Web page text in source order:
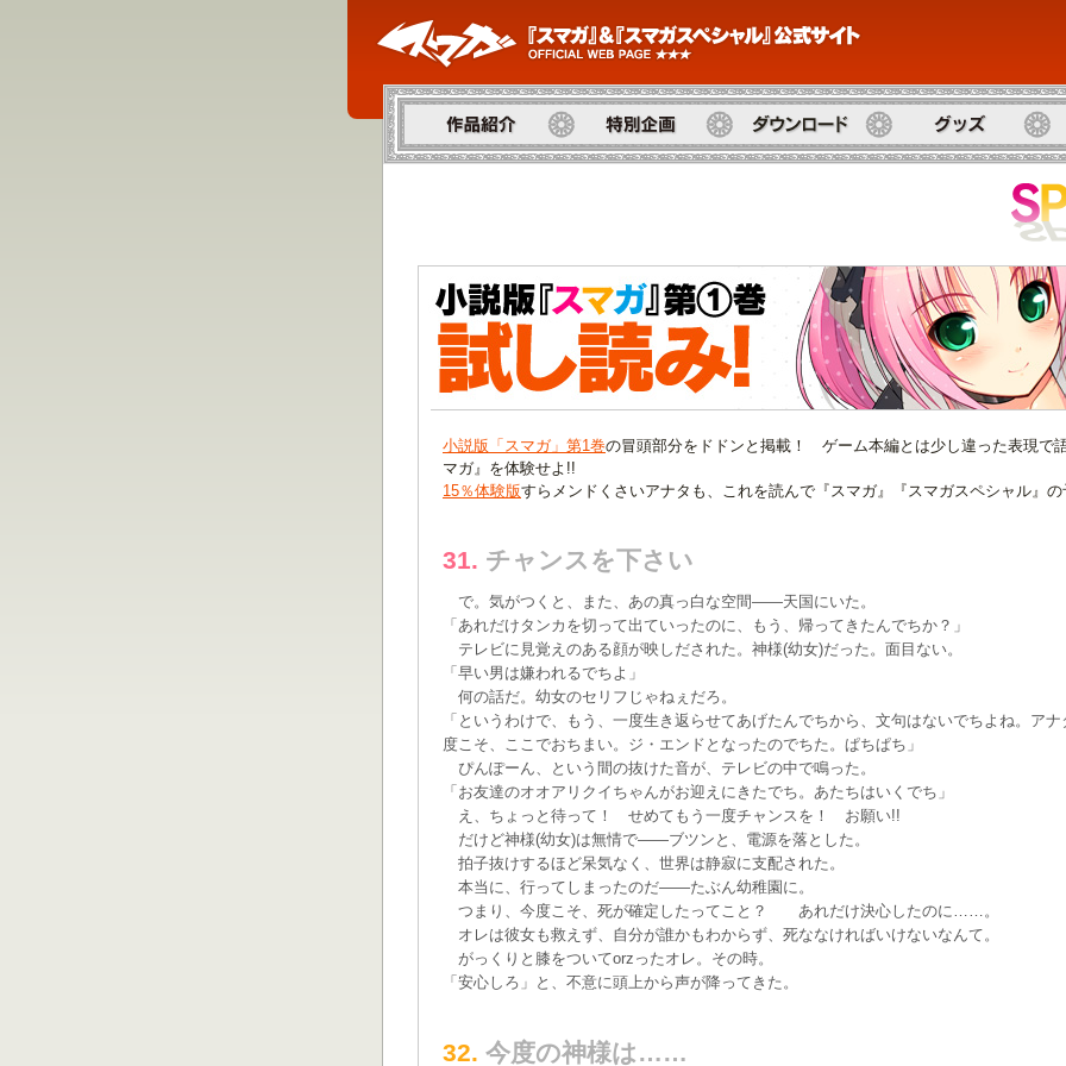
小説版「スマガ」第1巻の冒頭部分をドドンと掲載！ ゲーム本編とは少し違った表現で
マガ』を体験せよ!!
15％体験版すらメンドくさいアナタも、これを読んで『スマガ』『スマガスペシャル』の
31. チャンスを下さい
で。気がつくと、また、あの真っ白な空間——天国にいた。
「あれだけタンカを切って出ていったのに、もう、帰ってきたんでちか？」
テレビに見覚えのある顔が映しだされた。神様(幼女)だった。面目ない。
「早い男は嫌われるでちよ」
何の話だ。幼女のセリフじゃねぇだろ。
「というわけで、もう、一度生き返らせてあげたんでちから、文句はないでちよね。ア
度こそ、ここでおちまい。ジ・エンドとなったのでちた。ぱちぱち」
ぴんぽーん、という間の抜けた音が、テレビの中で鳴った。
「お友達のオオアリクイちゃんがお迎えにきたでち。あたちはいくでち」
え、ちょっと待って！ せめてもう一度チャンスを！ お願い!!
だけど神様(幼女)は無情で——ブツンと、電源を落とした。
拍子抜けするほど呆気なく、世界は静寂に支配された。
本当に、行ってしまったのだ——たぶん幼稚園に。
つまり、今度こそ、死が確定したってこと？ あれだけ決心したのに……。
オレは彼女も救えず、自分が誰かもわからず、死ななければいけないなんて。
がっくりと膝をついてorzったオレ。その時。
「安心しろ」と、不意に頭上から声が降ってきた。
32. 今度の神様は……